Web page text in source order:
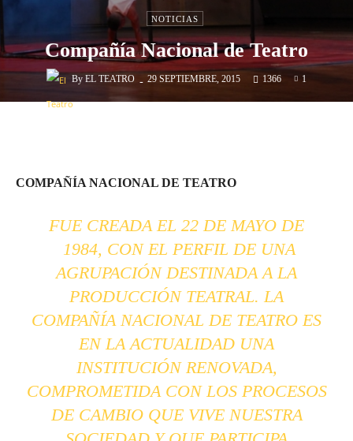
NOTICIAS
Compañía Nacional de Teatro
By EL TEATRO - 29 SEPTIEMBRE, 2015 1366 1
COMPAÑÍA NACIONAL DE TEATRO
FUE CREADA EL 22 DE MAYO DE
1984, CON EL PERFIL DE UNA
AGRUPACIÓN DESTINADA A LA
PRODUCCIÓN TEATRAL. LA
COMPAÑÍA NACIONAL DE TEATRO ES
EN LA ACTUALIDAD UNA
INSTITUCIÓN RENOVADA,
COMPROMETIDA CON LOS PROCESOS
DE CAMBIO QUE VIVE NUESTRA